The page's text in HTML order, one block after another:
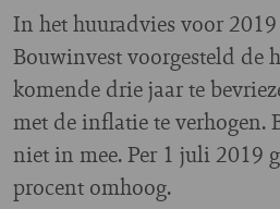
In het huuradvies voor 2019
Bouwinvest voorgesteld de
komende drie jaar te
met de inflatie te verhogen.
niet in mee. Per 1 juli 2019
procent omhoog.